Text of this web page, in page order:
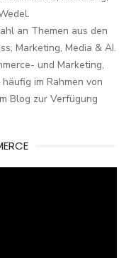
an Themen aus den
Marketing, Media & AI.
und Marketing,
im Rahmen von
Blog zur Verfügung